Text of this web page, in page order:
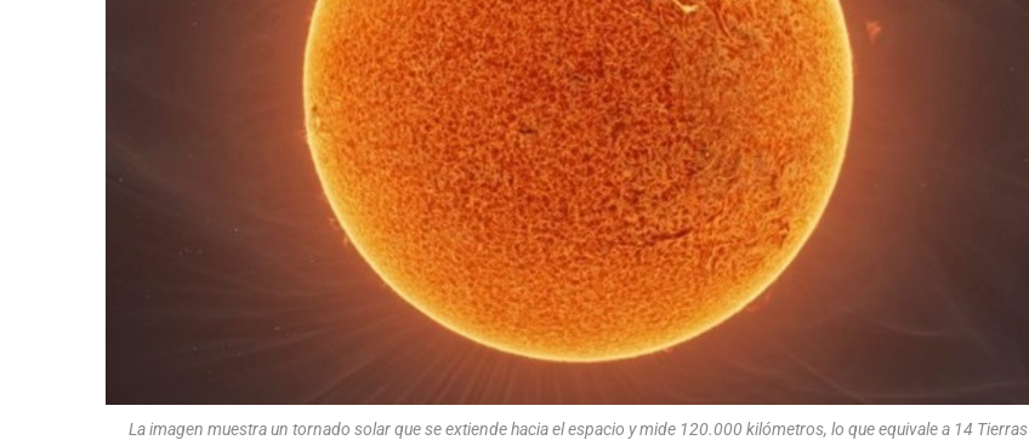
La imagen muestra un tornado solar que se extiende hacia el espacio y mide 120.000 kilómetros, lo que equivale a 14 Tierras